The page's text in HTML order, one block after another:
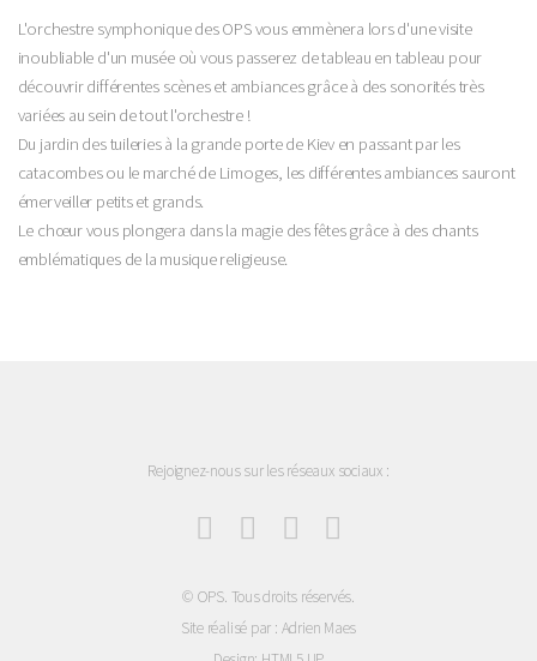
L'orchestre symphonique des OPS vous emmènera lors d'une visite
inoubliable d'un musée où vous passerez de tableau en tableau pour
découvrir différentes scènes et ambiances grâce à des sonorités très
variées au sein de tout l'orchestre !
Du jardin des tuileries à la grande porte de Kiev en passant par les
catacombes ou le marché de Limoges, les différentes ambiances sauront
émerveiller petits et grands.
Le chœur vous plongera dans la magie des fêtes grâce à des chants
emblématiques de la musique religieuse.
Rejoignez-nous sur les réseaux sociaux :
© OPS. Tous droits réservés.
Site réalisé par : Adrien Maes